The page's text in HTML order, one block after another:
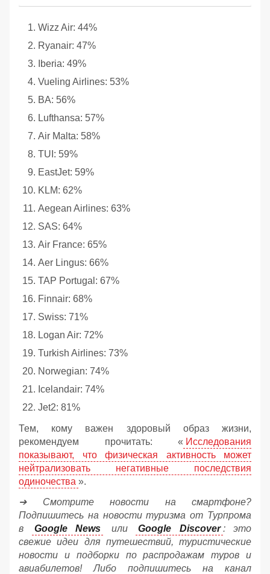
Wizz Air: 44%
Ryanair: 47%
Iberia: 49%
Vueling Airlines: 53%
BA: 56%
Lufthansa: 57%
Air Malta: 58%
TUI: 59%
EastJet: 59%
KLM: 62%
Aegean Airlines: 63%
SAS: 64%
Air France: 65%
Aer Lingus: 66%
TAP Portugal: 67%
Finnair: 68%
Swiss: 71%
Logan Air: 72%
Turkish Airlines: 73%
Norwegian: 74%
Icelandair: 74%
Jet2: 81%
Тем, кому важен здоровый образ жизни,
рекомендуем прочитать: « Исследования
показывают, что физическая активность может
нейтрализовать негативные последствия
одиночества ».
➔ Смотрите новости на смартфоне?
Подпишитесь на новости туризма от Турпрома
в
Google News или Google Discover : это
свежие идеи для путешествий, туристические
новости и подборки по распродажам туров и
авиабилетов! Либо подпишитесь на канал